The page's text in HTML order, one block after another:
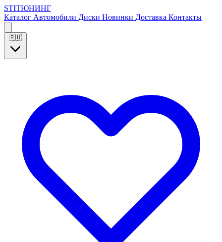
STIТЮНИНГ
Каталог Автомобили Диски Новинки Доставка Контакты
🇷🇺